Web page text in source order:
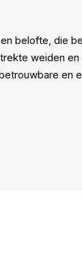
belofte, die
weiden
en